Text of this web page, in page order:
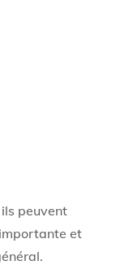
peuvent
et